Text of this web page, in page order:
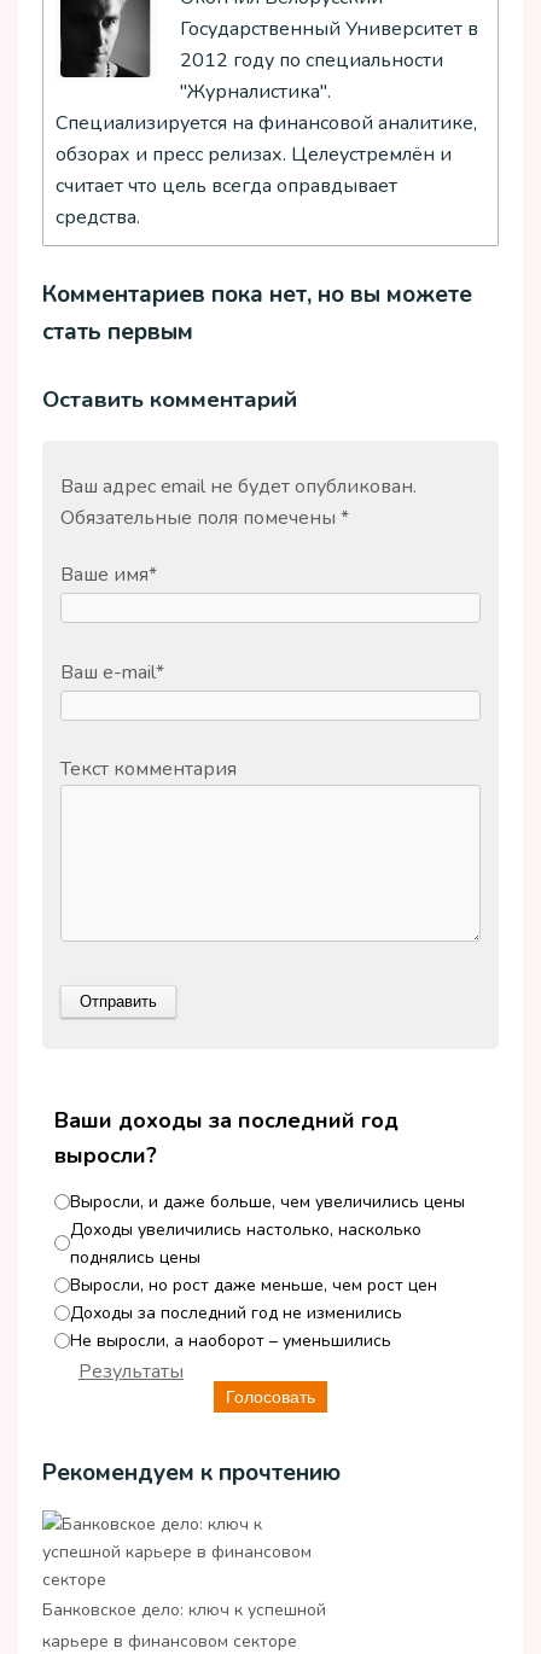
Государственный Университет в
2012 году по специальности
"Журналистика".
Специализируется на финансовой аналитике,
обзорах и пресс релизах. Целеустремлён и
считает что цель всегда оправдывает
средства.
Комментариев пока нет, но вы можете
стать первым
Оставить комментарий
Ваш адрес email не будет опубликован.
Обязательные поля помечены *
Ваше имя*
Ваш e-mail*
Текст комментария
Ваши доходы за последний год
выросли?
Выросли, и даже больше, чем увеличились цены
Доходы увеличились настолько, насколько
поднялись цены
Выросли, но рост даже меньше, чем рост цен
Доходы за последний год не изменились
Не выросли, а наоборот – уменьшились
Голосовать
Результаты
Рекомендуем к прочтению
Банковское дело: ключ к успешной
карьере в финансовом секторе